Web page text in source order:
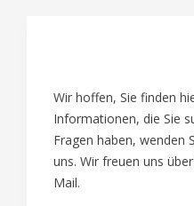
Wir hoffen, Sie finden
Informationen, die Sie
Fragen haben, wenden
uns. Wir freuen uns
Mail.